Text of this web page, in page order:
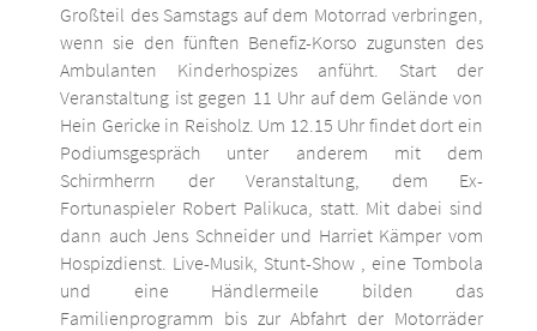
Großteil des Samstags auf dem Motorrad verbringen,
wenn sie den fünften Benefiz-Korso zugunsten des
Ambulanten Kinderhospizes anführt. Start der
Veranstaltung ist gegen 11 Uhr auf dem Gelände von
Hein Gericke in Reisholz. Um 12.15 Uhr findet dort ein
Podiumsgespräch unter anderem mit dem
Schirmherrn der Veranstaltung, dem Ex-
Fortunaspieler Robert Palikuca, statt. Mit dabei sind
dann auch Jens Schneider und Harriet Kämper vom
Hospizdienst. Live-Musik, Stunt-Show , eine Tombola
und eine Händlermeile bilden das
Familienprogramm bis zur Abfahrt der Motorräder